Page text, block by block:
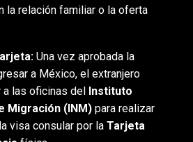
la relación familiar o la oferta
Una vez aprobada la
a México, el extranjero
las oficinas del
Instituto
Migración (INM) para realizar
visa consular por la Tarjeta